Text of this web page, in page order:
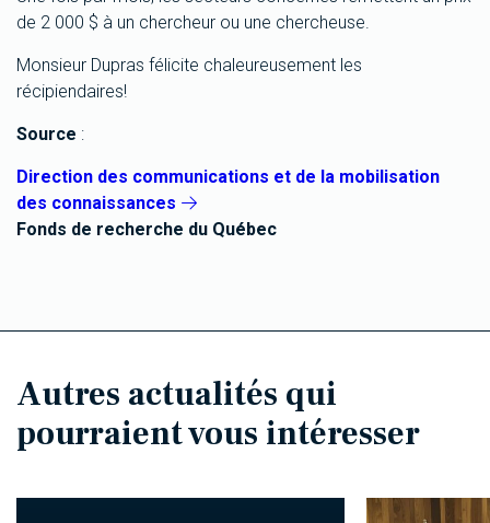
de 2 000 $ à un chercheur ou une chercheuse.
Monsieur Dupras félicite chaleureusement les
récipiendaires!
Source :
Direction des communications et de la mobilisation
des connaissances
Fonds de recherche du Québec
Autres actualités qui
pourraient vous intéresser